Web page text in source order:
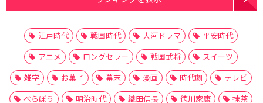
江戸時代 戦国時代 大河ドラマ
平安時代
アニメ
ロングセラー 戦国武将
スイーツ
雑学
お菓子 幕末 漫画 時代劇
テレビ
べらぼう
明治時代 織田信長 徳川家康
抹茶